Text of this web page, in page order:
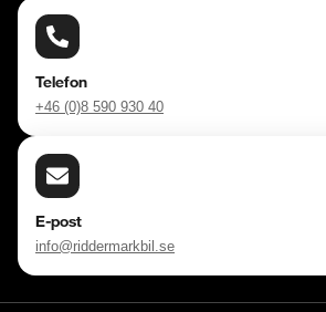
Telefon
+46 (0)8 590 930 40
E-post
info@riddermarkbil.se